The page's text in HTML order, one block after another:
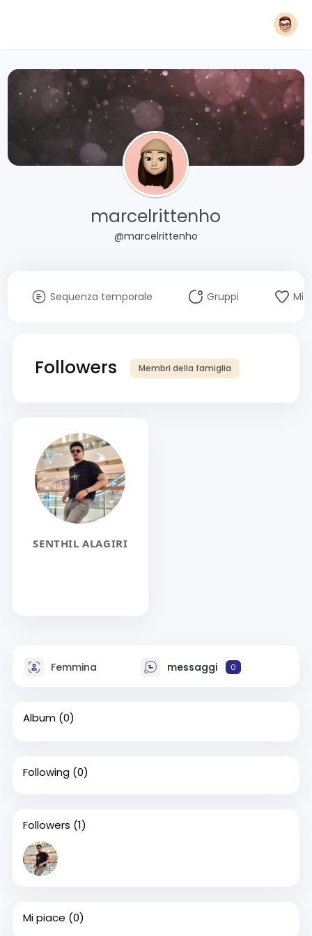
marcelrittenho
@marcelrittenho
Sequenza temporale Gruppi Mi
Followers Membri della famiglia
SENTHIL ALAGIRI
Femmina messaggi 0
Album (0)
Following (0)
Followers (1)
Mi piace (0)